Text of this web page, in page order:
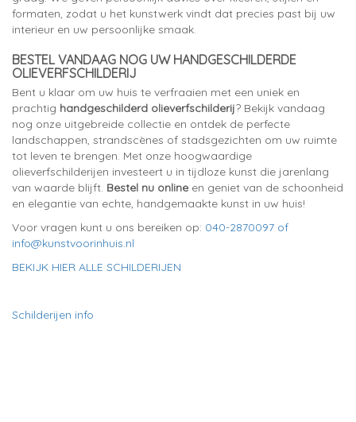
formaten, zodat u het kunstwerk vindt dat precies past bij uw
interieur en uw persoonlijke smaak.
BESTEL VANDAAG NOG UW HANDGESCHILDERDE
OLIEVERFSCHILDERIJ
Bent u klaar om uw huis te verfraaien met een uniek en
prachtig handgeschilderd olieverfschilderij? Bekijk vandaag
nog onze uitgebreide collectie en ontdek de perfecte
landschappen, strandscènes of stadsgezichten om uw ruimte
tot leven te brengen. Met onze hoogwaardige
olieverfschilderijen investeert u in tijdloze kunst die jarenlang
van waarde blijft. Bestel nu online en geniet van de schoonheid
en elegantie van echte, handgemaakte kunst in uw huis!
Voor vragen kunt u ons bereiken op: 040-2870097 of
info@kunstvoorinhuis.nl
BEKIJK HIER ALLE SCHILDERIJEN
Schilderijen info